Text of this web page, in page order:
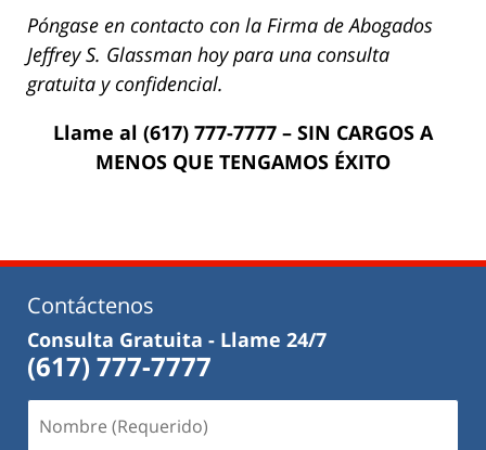
Póngase en contacto con la Firma de Abogados
Jeffrey S. Glassman hoy para una consulta
gratuita y confidencial.
Llame al (617) 777-7777 – SIN CARGOS A
MENOS QUE TENGAMOS ÉXITO
Contáctenos
Consulta Gratuita - Llame 24/7
(617) 777-7777
(Requerido)